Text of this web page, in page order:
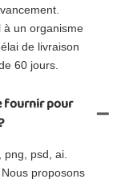
à un organisme
de livraison
60 jours.
fournir pour
psd, ai.
proposons